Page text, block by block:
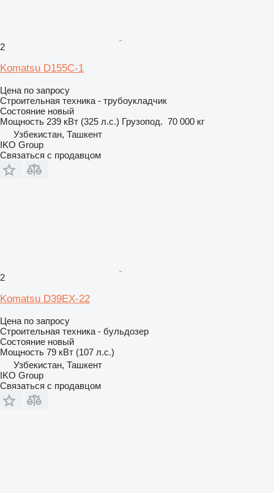
2
Komatsu D155C-1
Цена по запросу
Строительная техника - трубоукладчик
Состояние новый
Мощность 239 кВт (325 л.с.) Грузопод. 70 000 кг
Узбекистан, Ташкент
IKO Group
Связаться с продавцом
2
Komatsu D39EX-22
Цена по запросу
Строительная техника - бульдозер
Состояние новый
Мощность 79 кВт (107 л.с.)
Узбекистан, Ташкент
IKO Group
Связаться с продавцом